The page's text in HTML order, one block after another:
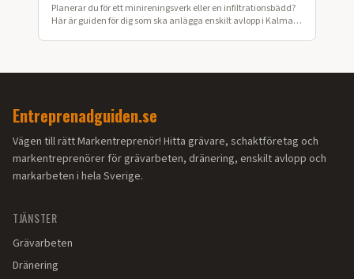
Planerar du för ett minireningsverk eller en infiltrationsbädd?
Här är guiden för dig som ska anlägga enskilt avlopp i Kalmar
Entreprenadguiden.se
Vägen till rätt Markentreprenör! Hitta grävare, schaktföretag och
markentreprenörer för grävarbeten, dränering, enskilt avlopp och
markarbeten i hela Sverige.
TJÄNSTER
Grävarbeten
Dränering